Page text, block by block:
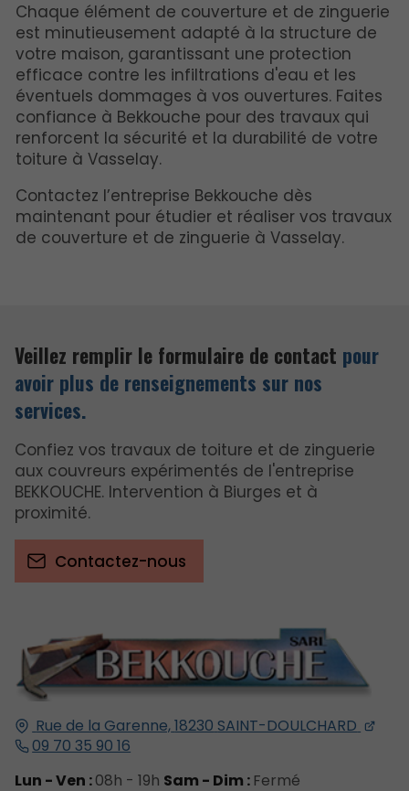
Chaque élément de couverture et de zinguerie
est minutieusement adapté à la structure de
votre maison, garantissant une protection
efficace contre les infiltrations d'eau et les
éventuels dommages à vos ouvertures. Faites
confiance à Bekkouche pour des travaux qui
renforcent la sécurité et la durabilité de votre
toiture à Vasselay.
Contactez l’entreprise Bekkouche dès
maintenant pour étudier et réaliser vos travaux
de couverture et de zinguerie à Vasselay.
Rue de la Garenne,18230 SAINT-DOULCHARD
09 70 35 90 16
Lun - Ven :08h - 19h Sam - Dim : Fermé
Veillez remplir le formulaire de contact pour
avoir plus de renseignements sur nos
services.
Confiez vos travaux de toiture et de zinguerie
aux couvreurs expérimentés de l'entreprise
BEKKOUCHE. Intervention à Biurges et à
proximité.
Contactez-nous